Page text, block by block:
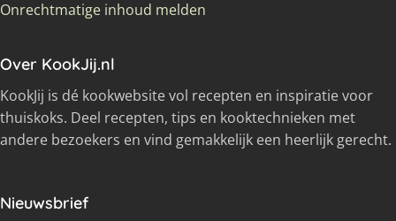
Onrechtmatige inhoud melden
Over KookJij.nl
KookJij is dé kookwebsite vol recepten en inspiratie voor
thuiskoks. Deel recepten, tips en kooktechnieken met
andere bezoekers en vind gemakkelijk een heerlijk gerecht.
Nieuwsbrief